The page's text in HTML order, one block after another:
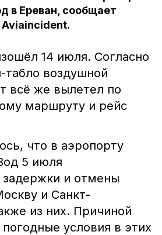
в Ереван, сообщает
14 июля. Согласно
воздушной
всё же вылетел по
маршруту и рейс
что в аэропорту
5 июля
задержки и отмены
и Санкт-
из них. Причиной
условия в этих